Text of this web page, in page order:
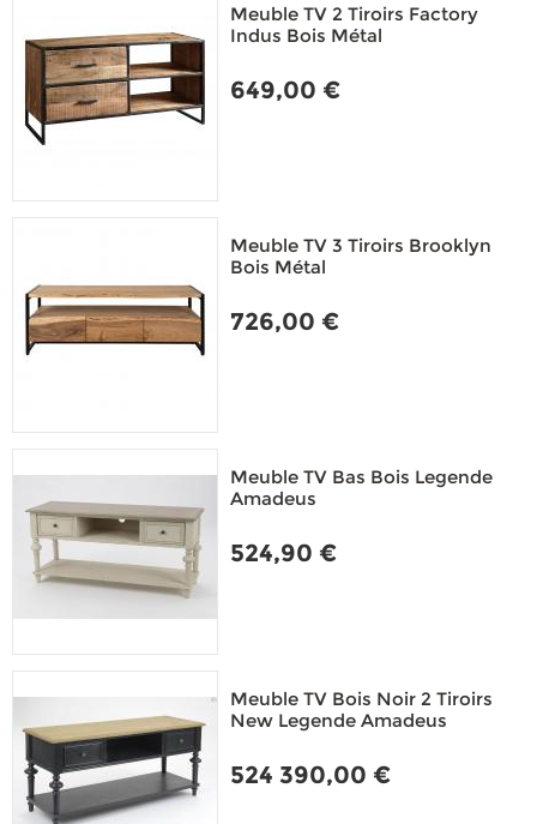
Meuble TV 2 Tiroirs Factory
Indus Bois Métal
649,00 €
Meuble TV 3 Tiroirs Brooklyn
Bois Métal
726,00 €
Meuble TV Bas Bois Legende
Amadeus
524,90 €
Meuble TV Bois Noir 2 Tiroirs
New Legende Amadeus
524 390,00 €